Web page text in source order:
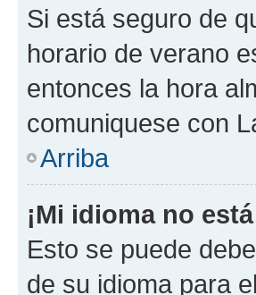
Si está seguro de
horario de verano
entonces la hora
comuniquese con
Arriba
¡Mi idioma no
Esto se puede
de su idioma para